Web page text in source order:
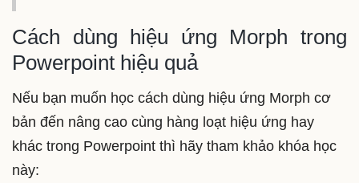
Cách dùng hiệu ứng Morph trong
Powerpoint hiệu quả
Nếu bạn muốn học cách dùng hiệu ứng Morph cơ
bản đến nâng cao cùng hàng loạt hiệu ứng hay
khác trong Powerpoint thì hãy tham khảo khóa học
này: